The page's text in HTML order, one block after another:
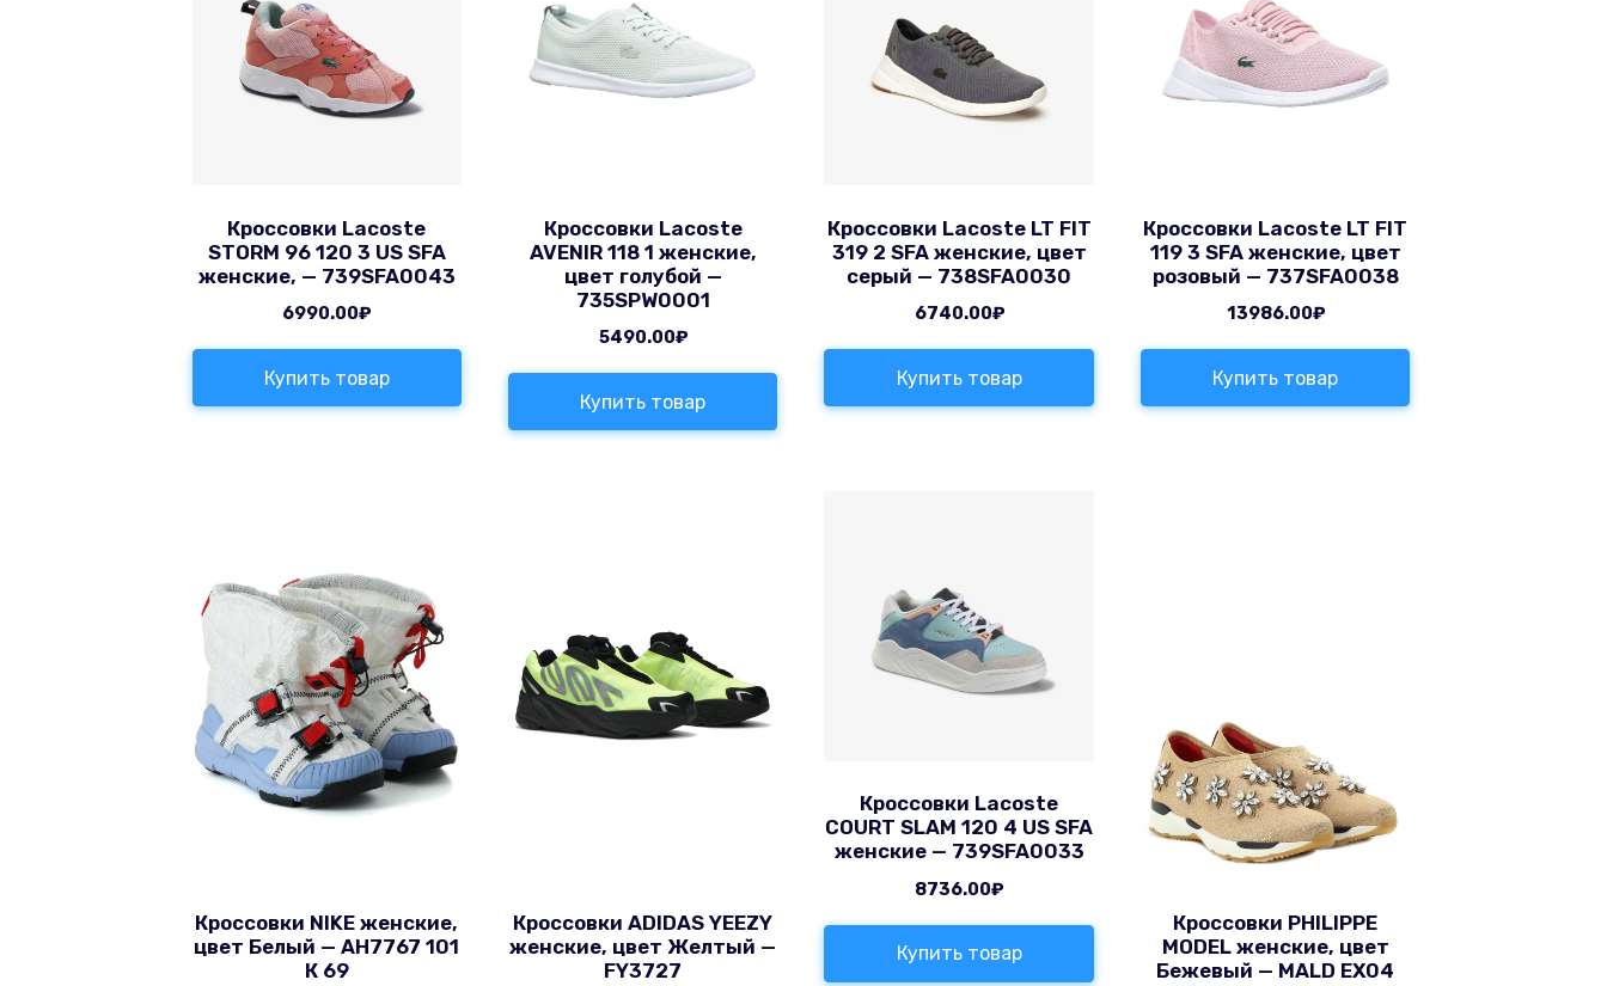
Кроссовки Lacoste
STORM 96 120 3 US SFA
женские, — 739SFA0043
6990.00₽
Купить товар
Кроссовки Lacoste
AVENIR 118 1 женские,
цвет голубой —
735SPW0001
5490.00₽
Купить товар
Кроссовки Lacoste LT FIT
319 2 SFA женские, цвет
серый — 738SFA0030
6740.00₽
Купить товар
Кроссовки Lacoste LT FIT
119 3 SFA женские, цвет
розовый — 737SFA0038
13986.00₽
Купить товар
Кроссовки NIKE женские,
цвет Белый — AH7767 101
К 69
Кроссовки ADIDAS YEEZY
женские, цвет Желтый —
FY3727
Кроссовки Lacoste
COURT SLAM 120 4 US SFA
женские — 739SFA0033
8736.00₽
Купить товар
Кроссовки PHILIPPE
MODEL женские, цвет
Бежевый — MALD EX04